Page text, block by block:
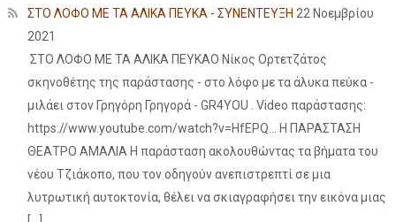
ΣΤΟ ΛΟΦΟ ΜΕ ΤΑ ΑΛΙΚΑ ΠΕΥΚΑ - ΣΥΝΕΝΤΕΥΞΗ 22 Νοεμβρίου
2021
ΣΤΟ ΛΟΦΟ ΜΕ ΤΑ ΑΛΙΚΑ ΠΕΥΚΑΟ Νίκος Ορτετζάτος
σκηνοθέτης της παράστασης - στο λόφο με τα άλυκα πεύκα -
μιλάει στον Γρηγόρη Γρηγορά - GR4YOU . Video παράστασης:
https://www.youtube.com/watch?v=HfEPQ... Η ΠΑΡΑΣΤΑΣΗ
ΘΕΑΤΡΟ ΑΜΑΛΙΑ Η παράσταση ακολουθώντας τα βήματα του
νέου Τζιάκοπο, που τον οδηγούν ανεπιστρεπτί σε μια
λυτρωτική αυτοκτονία, θέλει να σκιαγραφήσει την εικόνα μιας